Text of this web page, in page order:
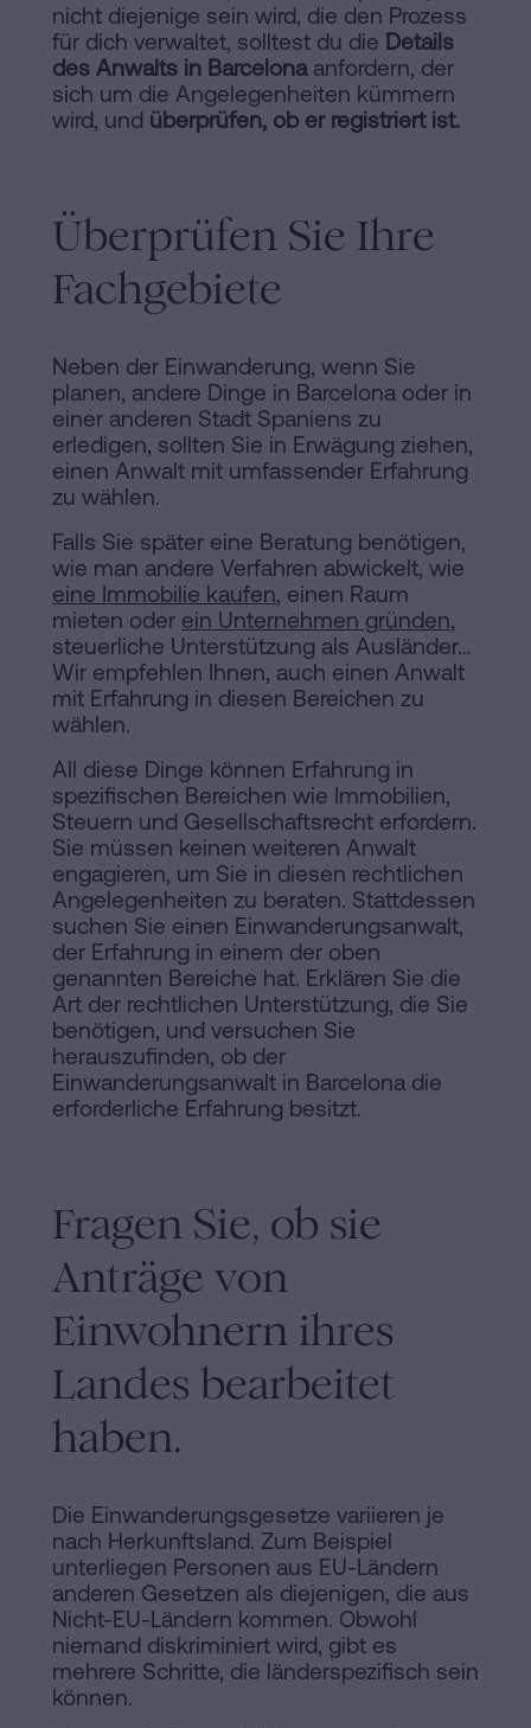
nicht diejenige sein wird, die den Prozess
für dich verwaltet, solltest du die Details
des Anwalts in Barcelonaanfordern, der
sich um die Angelegenheiten kümmern
wird, und überprüfen, ob er registriert ist.
Überprüfen Sie Ihre
Fachgebiete
Neben der Einwanderung, wenn Sie
planen, andere Dinge in Barcelona oder in
einer anderen Stadt Spaniens zu
erledigen, sollten Sie in Erwägung ziehen,
einen Anwalt mit umfassender Erfahrung
zu wählen.
Falls Sie später eine Beratung benötigen,
wie man andere Verfahren abwickelt, wie
eine Immobilie kaufen, einen Raum
mieten oder ein Unternehmen gründen,
steuerliche Unterstützung als Ausländer…
Wir empfehlen Ihnen, auch einen Anwalt
mit Erfahrung in diesen Bereichen zu
wählen.
All diese Dinge können Erfahrung in
spezifischen Bereichen wie Immobilien,
Steuern und Gesellschaftsrecht erfordern.
Sie müssen keinen weiteren Anwalt
engagieren, um Sie in diesen rechtlichen
Angelegenheiten zu beraten. Stattdessen
suchen Sie einen Einwanderungsanwalt,
der Erfahrung in einem der oben
genannten Bereiche hat. Erklären Sie die
Art der rechtlichen Unterstützung, die Sie
benötigen, und versuchen Sie
herauszufinden, ob der
Einwanderungsanwalt in Barcelona die
erforderliche Erfahrung besitzt.
Fragen Sie, ob sie
Anträge von
Einwohnern ihres
Landes bearbeitet
haben.
Die Einwanderungsgesetze variieren je
nach Herkunftsland. Zum Beispiel
unterliegen Personen aus EU-Ländern
anderen Gesetzen als diejenigen, die aus
Nicht-EU-Ländern kommen. Obwohl
niemand diskriminiert wird, gibt es
mehrere Schritte, die länderspezifisch sein
können.